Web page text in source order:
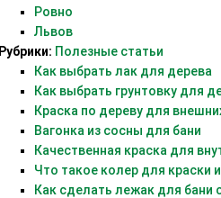
Ровно
Львов
Рубрики: Полезные статьи
Как выбрать лак для дерева
Как выбрать грунтовку для
Краска по дереву для
Вагонка из сосны для бани
Качественная краска для
Что такое колер для краски
Как сделать лежак для бани